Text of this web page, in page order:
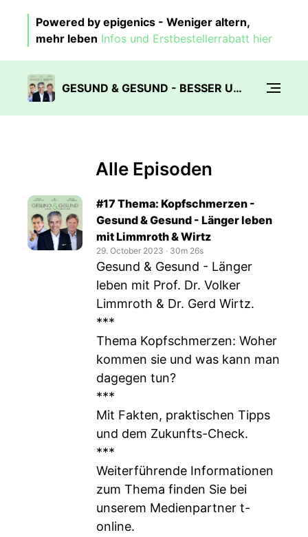
Powered by epigenics - Weniger altern,
mehr leben Infos und Erstbestellerrabatt hier
GESUND & GESUND - BESSER UND LÄNGER LEBEN
Alle Episoden
#17 Thema: Kopfschmerzen -
Gesund & Gesund - Länger leben
mit Limmroth & Wirtz
29. October 2023 ‧ 30m 26s
Gesund & Gesund - Länger
leben mit Prof. Dr. Volker
Limmroth & Dr. Gerd Wirtz.
***
Thema Kopfschmerzen: Woher
kommen sie und was kann man
dagegen tun?
***
Mit Fakten, praktischen Tipps
und dem Zukunfts-Check.
***
Weiterführende Informationen
zum Thema finden Sie bei
unserem Medienpartner t-
online.